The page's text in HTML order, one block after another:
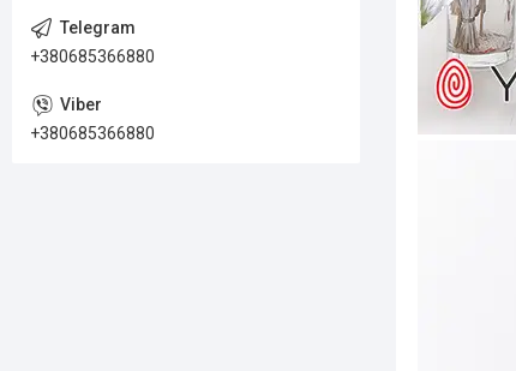
+380685366880
+380685366880